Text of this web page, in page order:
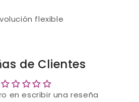
flexible
de Clientes
en escribir una reseña